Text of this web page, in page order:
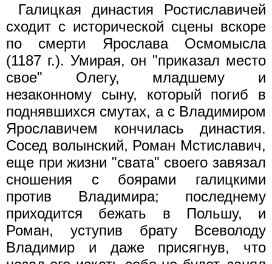
Галицкая династия Ростиславичей
сходит с исторической сцены вскоре
по смерти Ярослава Осмомысла
(1187 г.). Умирая, он "приказал место
свое" Олегу, младшему и
незаконному сыну, который погиб в
поднявшихся смутах, а с Владимиром
Ярославичем кончилась династия.
Сосед волынский, Роман Мстиславич,
еще при жизни "свата" своего завязал
сношения с боярами галицкими
против Владимира; последнему
приходится бежать в Польшу, и
Роман, уступив брату Всеволоду
Владимир и даже присягнув, что